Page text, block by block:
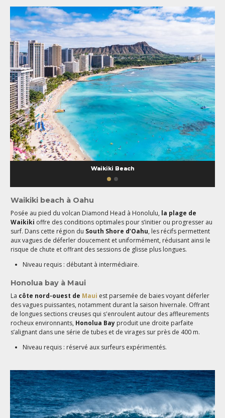
Waikiki Beach
Waikiki beach à Oahu
Posée au pied du volcan Diamond Head à Honolulu, la plage de
Waikiki offre des conditions optimales pour s’initier ou progresser au
surf. Dans cette région du South Shore d’Oahu, les récifs permettent
aux vagues de déferler doucement et uniformément, réduisant ainsi le
risque de chute et offrant des sessions de glisse plus longues.
Niveau requis : débutant à intermédiaire.
Honolua bay à Maui
La côte nord-ouest de Maui est parsemée de baies voyant déferler
des vagues puissantes, notamment durant la saison hivernale. Offrant
de longues sections creuses qui s'enroulent autour des affleurements
rocheux environnants, Honolua Bay produit une droite parfaite
s’alignant dans une série de tubes et de virages sur près de 400 m.
Niveau requis : réservé aux surfeurs expérimentés.